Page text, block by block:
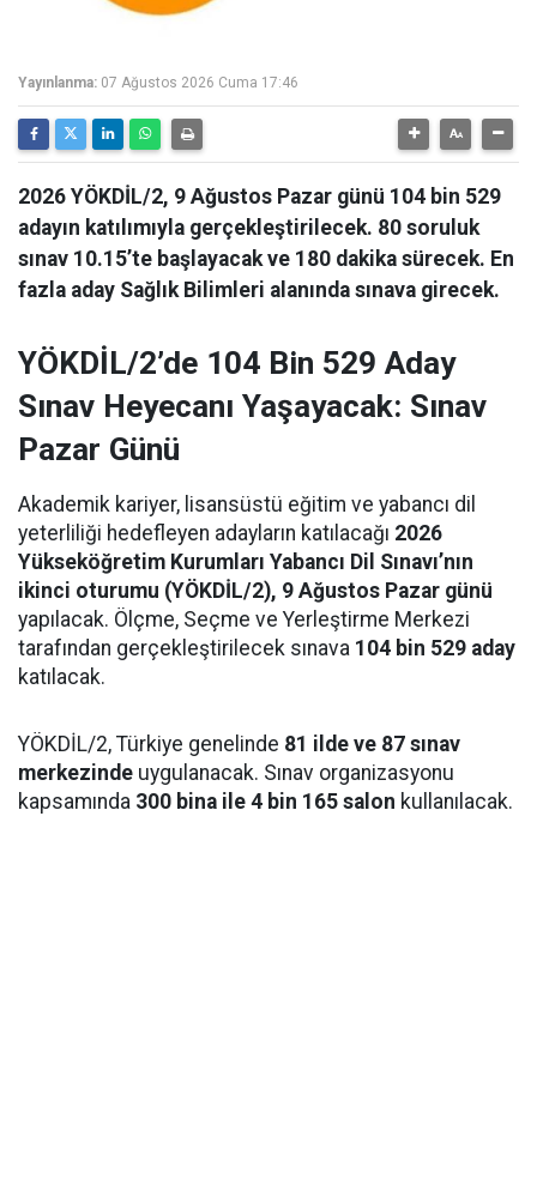
Yayınlanma: 07 Ağustos 2026 Cuma 17:46
2026 YÖKDİL/2, 9 Ağustos Pazar günü 104 bin 529
adayın katılımıyla gerçekleştirilecek. 80 soruluk
sınav 10.15’te başlayacak ve 180 dakika sürecek. En
fazla aday Sağlık Bilimleri alanında sınava girecek.
YÖKDİL/2’de 104 Bin 529 Aday
Sınav Heyecanı Yaşayacak: Sınav
Pazar Günü
Akademik kariyer, lisansüstü eğitim ve yabancı dil
yeterliliği hedefleyen adayların katılacağı 2026
Yükseköğretim Kurumları Yabancı Dil Sınavı’nın
ikinci oturumu (YÖKDİL/2), 9 Ağustos Pazar günü
yapılacak. Ölçme, Seçme ve Yerleştirme Merkezi
tarafından gerçekleştirilecek sınava 104 bin 529 aday
katılacak.
YÖKDİL/2, Türkiye genelinde 81 ilde ve 87 sınav
merkezinde uygulanacak. Sınav organizasyonu
kapsamında 300 bina ile 4 bin 165 salon kullanılacak.